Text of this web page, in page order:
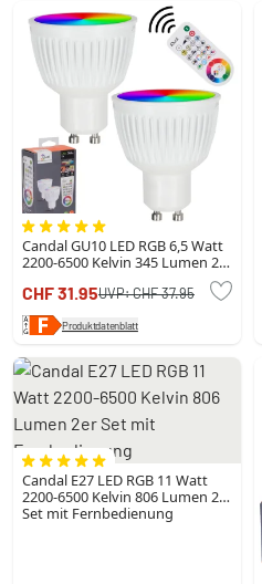
Candal GU10 LED RGB 6,5 Watt
2200-6500 Kelvin 345 Lumen 2er
CHF 31.95UVP:CHF 37.95
Produktdatenblatt
Candal E27 LED RGB 11 Watt
2200-6500 Kelvin 806 Lumen 2er
Set mit Fernbedienung